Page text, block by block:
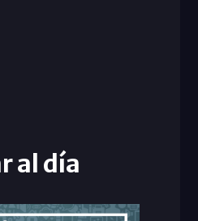
al día